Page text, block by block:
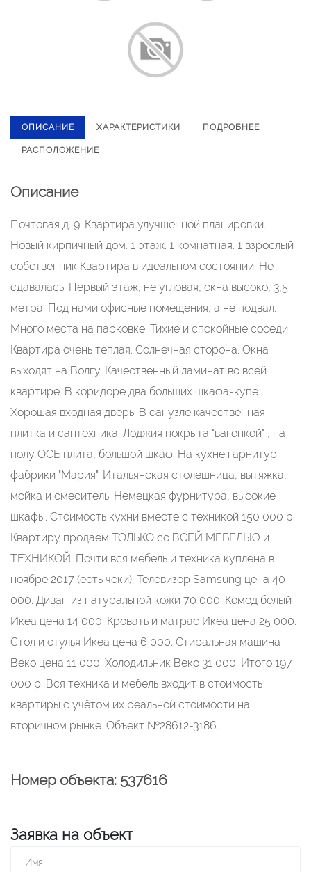
ОПИСАНИЕ ХАРАКТЕРИСТИКИ ПОДРОБНЕЕ
РАСПОЛОЖЕНИЕ
Описание
Почтовая д. 9. Квартира улучшенной планировки.
Новый кирпичный дом. 1 этаж. 1 комнатная. 1 взрослый
собственник Квартира в идеальном состоянии. Не
сдавалась. Первый этаж, не угловая, окна высоко, 3,5
метра. Под нами офисные помещения, а не подвал.
Много места на парковке. Тихие и спокойные соседи.
Квартира очень теплая. Солнечная сторона. Окна
выходят на Волгу. Качественный ламинат во всей
квартире. В коридоре два больших шкафа-купе.
Хорошая входная дверь. В санузле качественная
плитка и сантехника. Лоджия покрыта "вагонкой" , на
полу ОСБ плита, большой шкаф. На кухне гарнитур
фабрики "Мария". Итальянская столешница, вытяжка,
мойка и смеситель. Немецкая фурнитура, высокие
шкафы. Стоимость кухни вместе с техникой 150 000 р.
Квартиру продаем ТОЛЬКО со ВСЕЙ МЕБЕЛЬЮ и
ТЕХНИКОЙ. Почти вся мебель и техника куплена в
ноябре 2017 (есть чеки). Телевизор Samsung цена 40
000. Диван из натуральной кожи 70 000. Комод белый
Икеа цена 14 000. Кровать и матрас Икеа цена 25 000.
Стол и стулья Икеа цена 6 000. Стиральная машина
Веко цена 11 000. Холодильник Веко 31 000. Итого 197
000 р. Вся техника и мебель входит в стоимость
квартиры с учётом их реальной стоимости на
вторичном рынке. Объект №28612-3186.
Номер объекта: 537616
Заявка на объект